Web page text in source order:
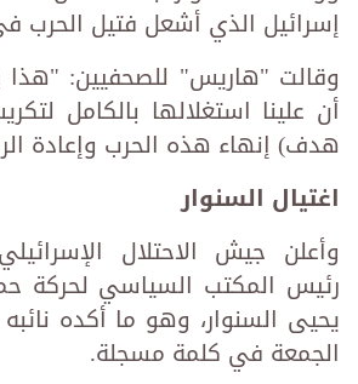
إسرائيل الذي أشعل فتيل الحرب
وقالت "هاريس" للصحفيين: "هذا
أن علينا استغلالها بالكامل
هدف) إنهاء هذه الحرب وإعادة
اغتيال السنوار
وأعلن جيش الاحتلال
رئيس المكتب السياسي لحركة
يحيى السنوار، وهو ما أكده
الجمعة في كلمة مسجلة.